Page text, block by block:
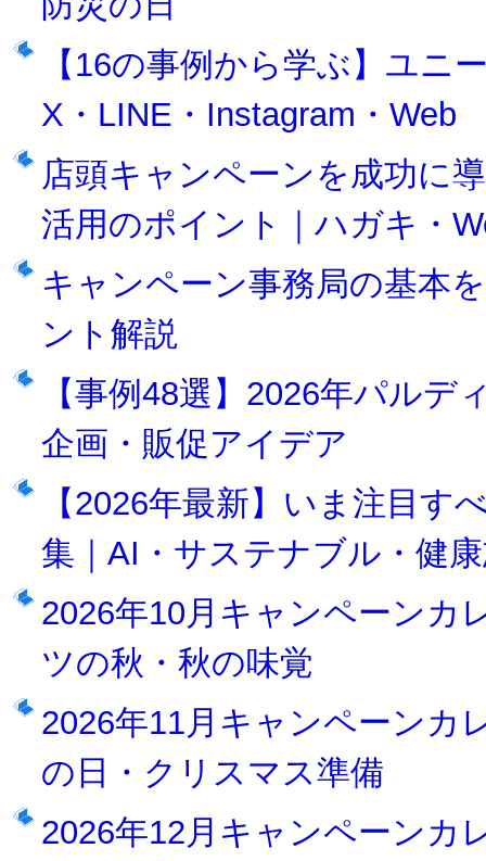
【16の事例から学ぶ】ユニ
X・LINE・Instagram・Web
店頭キャンペーンを成功に
活用のポイント｜ハガキ・
キャンペーン事務局の基本
ント解説
【事例48選】2026年パル
企画・販促アイデア
【2026年最新】いま注目す
集｜AI・サステナブル・健
2026年10月キャンペーンカ
ツの秋・秋の味覚
2026年11月キャンペーンカ
の日・クリスマス準備
2026年12月キャンペーンカ